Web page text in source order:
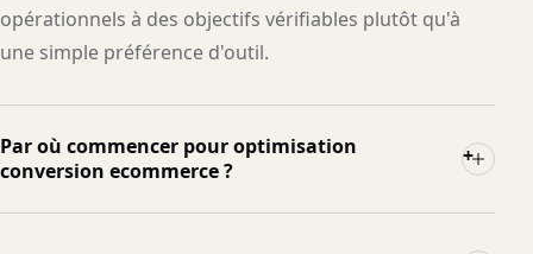
opérationnels à des objectifs vérifiables plutôt qu'à
une simple préférence d'outil.
Par où commencer pour optimisation
conversion ecommerce ?
+